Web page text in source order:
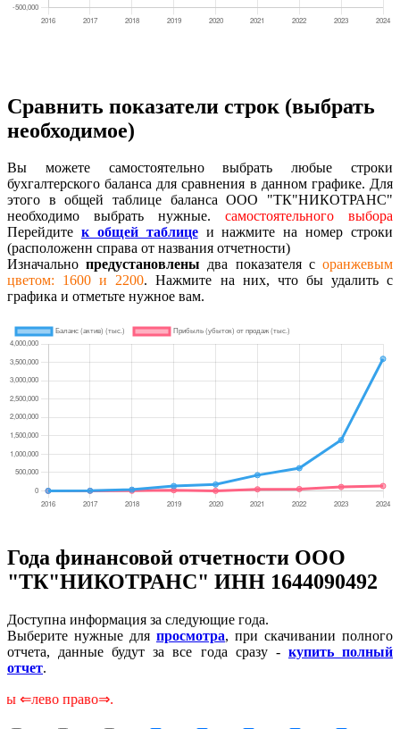
Сравнить показатели строк (выбрать
необходимое)
Вы можете самостоятельно выбрать любые строки
бухгалтерского баланса для сравнения в данном графике. Для
этого в общей таблице баланса ООО "ТК"НИКОТРАНС"
необходимо выбрать нужные. самостоятельного выбора
Перейдите к общей таблицеи нажмите на номер строки
(расположенн справа от названия отчетности)
Изначальнопредустановлены два показателя соранжевым
цветом: 1600 и 2200. Нажмите на них, что бы удалить с
графика и отметьте нужное вам.
Года финансовой отчетности ООО
"ТК"НИКОТРАНС" ИНН 1644090492
Доступна информация за следующие года.
Выберите нужные для просмотра, при скачивании полного
отчета, данные будут за все года сразу - купить полный
отчет.
право⇒.